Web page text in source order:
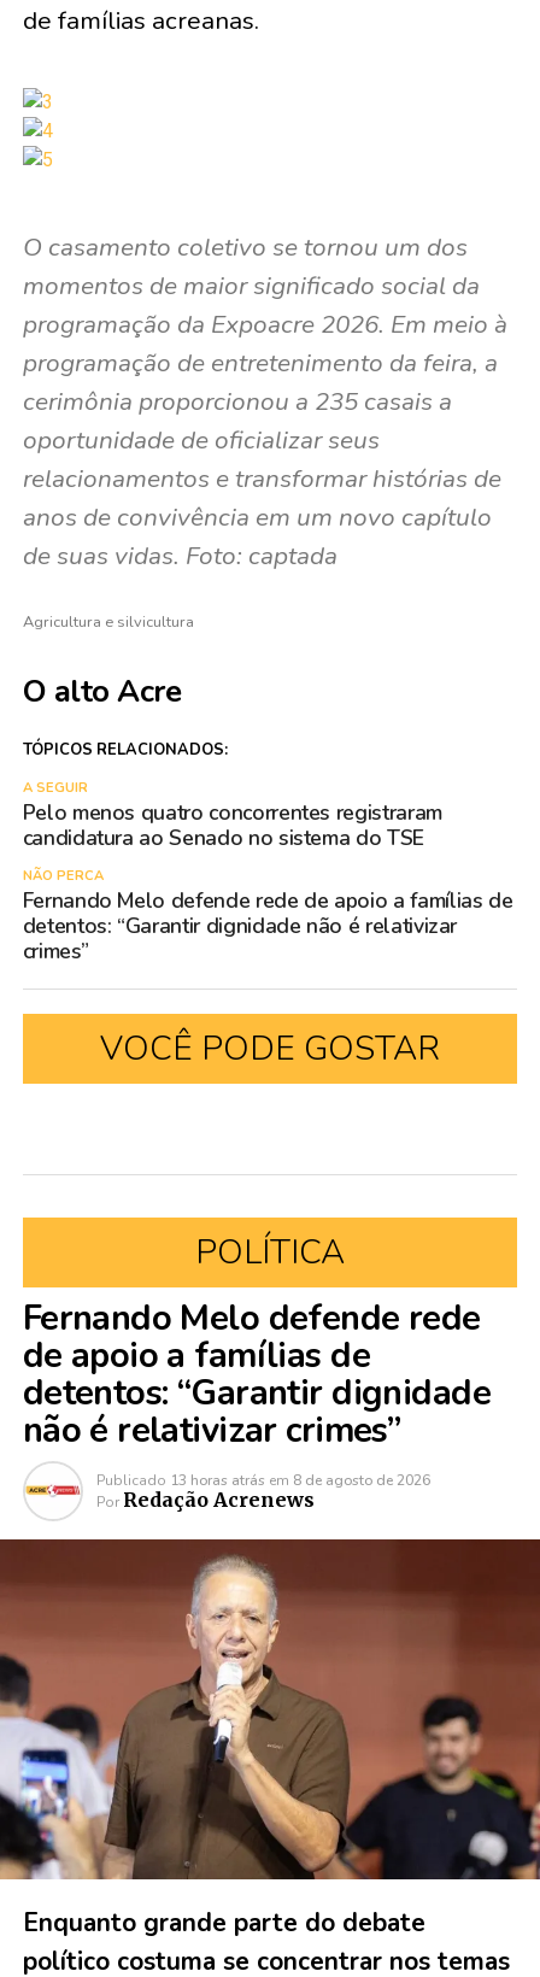
de famílias acreanas.
O casamento coletivo se tornou um dos
momentos de maior significado social da
programação da Expoacre 2026. Em meio à
programação de entretenimento da feira, a
cerimônia proporcionou a 235 casais a
oportunidade de oficializar seus
relacionamentos e transformar histórias de
anos de convivência em um novo capítulo
de suas vidas. Foto: captada
Agricultura e silvicultura
O alto Acre
TÓPICOS RELACIONADOS:
A SEGUIR
Pelo menos quatro concorrentes registraram
candidatura ao Senado no sistema do TSE
NÃO PERCA
Fernando Melo defende rede de apoio a famílias de
detentos: “Garantir dignidade não é relativizar
crimes”
VOCÊ PODE GOSTAR
POLÍTICA
Fernando Melo defende rede
de apoio a famílias de
detentos: “Garantir dignidade
não é relativizar crimes”
Publicado 13 horas atrás em 8 de agosto de 2026
Por Redação Acrenews
Enquanto grande parte do debate
político costuma se concentrar nos temas